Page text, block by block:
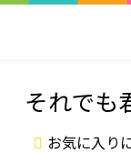
それでも
お気に入り